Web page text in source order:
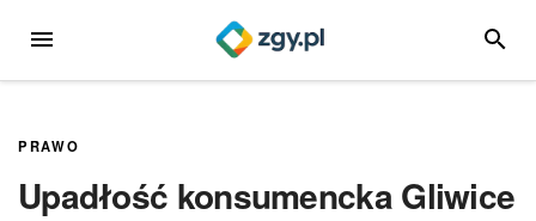
MENU
PRAWO
Upadłość konsumencka Gliwice